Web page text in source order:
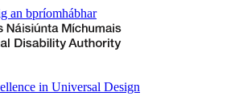
an bpríomhábhar
in Universal Design